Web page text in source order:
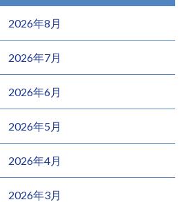
2026年8月
2026年7月
2026年6月
2026年5月
2026年4月
2026年3月